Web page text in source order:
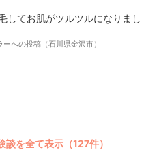
してお肌がツルツルになりまし
ーへの投稿（石川県金沢市）
を全て表示（127件）